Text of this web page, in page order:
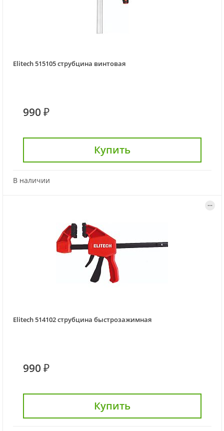
Elitech 515105 струбцина винтовая
990 ₽
Купить
В наличии
Elitech 514102 струбцина быстрозажимная
990 ₽
Купить